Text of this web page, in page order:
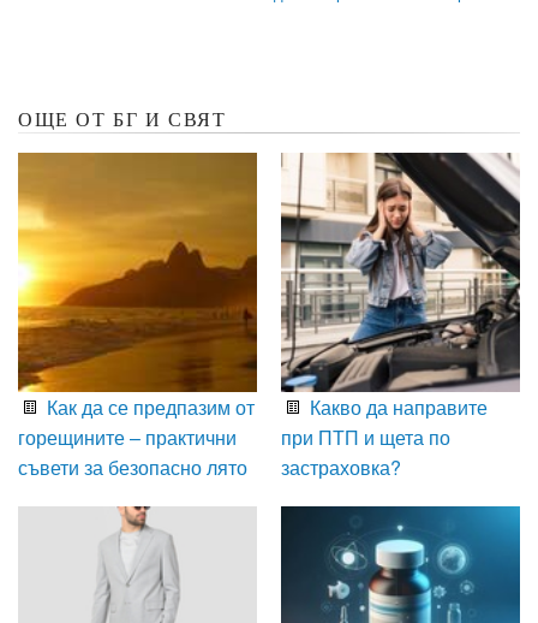
ОЩЕ ОТ БГ И СВЯТ
Как да се предпазим от
горещините – практични
съвети за безопасно лято
Какво да направите
при ПТП и щета по
застраховка?